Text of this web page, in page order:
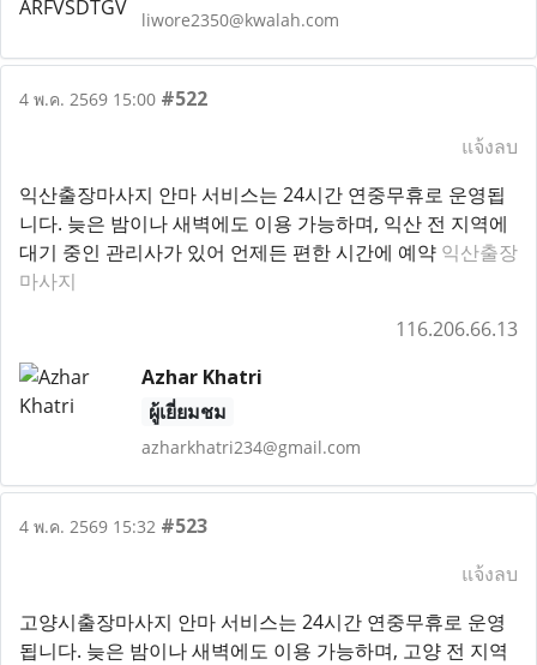
liwore2350@kwalah.com
4 พ.ค. 2569 15:00 #522
แจ้งลบ
익산출장마사지 안마 서비스는 24시간 연중무휴로 운영됩
니다. 늦은 밤이나 새벽에도 이용 가능하며, 익산 전 지역에
대기 중인 관리사가 있어 언제든 편한 시간에 예약 익산출장
마사지
116.206.66.13
Azhar Khatri
ผู้เยี่ยมชม
azharkhatri234@gmail.com
4 พ.ค. 2569 15:32 #523
แจ้งลบ
고양시출장마사지 안마 서비스는 24시간 연중무휴로 운영
됩니다. 늦은 밤이나 새벽에도 이용 가능하며, 고양 전 지역